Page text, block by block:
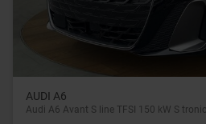
AUDI A6
Audi A6 Avant S line TFSI 150 kW S tronic